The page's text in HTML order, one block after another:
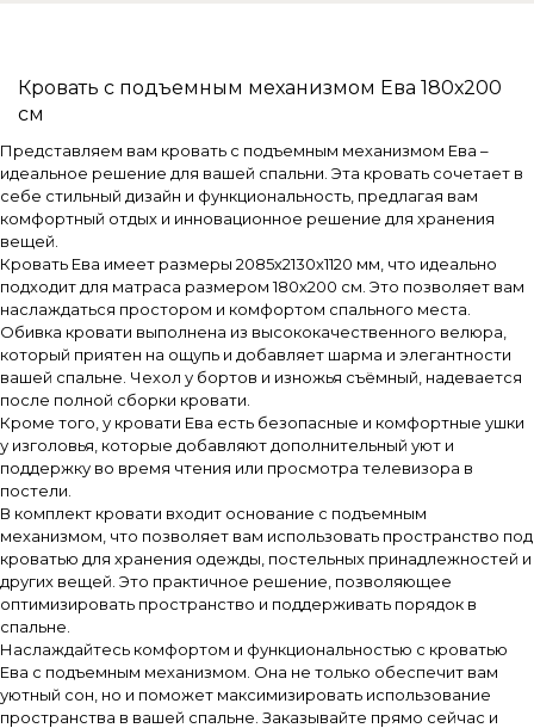
Кровать с подъемным механизмом Ева 180х200
см
Представляем вам кровать с подъемным механизмом Ева –
идеальное решение для вашей спальни. Эта кровать сочетает в
себе стильный дизайн и функциональность, предлагая вам
комфортный отдых и инновационное решение для хранения
вещей.
Кровать Ева имеет размеры 2085х2130х1120 мм, что идеально
подходит для матраса размером 180х200 см. Это позволяет вам
наслаждаться простором и комфортом спального места.
Обивка кровати выполнена из высококачественного велюра,
который приятен на ощупь и добавляет шарма и элегантности
вашей спальне. Чехол у бортов и изножья съёмный, надевается
после полной сборки кровати.
Кроме того, у кровати Ева есть безопасные и комфортные ушки
у изголовья, которые добавляют дополнительный уют и
поддержку во время чтения или просмотра телевизора в
постели.
В комплект кровати входит основание с подъемным
механизмом, что позволяет вам использовать пространство под
кроватью для хранения одежды, постельных принадлежностей и
других вещей. Это практичное решение, позволяющее
оптимизировать пространство и поддерживать порядок в
спальне.
Наслаждайтесь комфортом и функциональностью с кроватью
Ева с подъемным механизмом. Она не только обеспечит вам
уютный сон, но и поможет максимизировать использование
пространства в вашей спальне. Заказывайте прямо сейчас и